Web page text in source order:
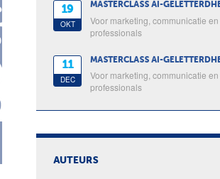
19
OKT
MASTERCLASS AI-
Voor marketing, communicatie
professionals
11
DEC
MASTERCLASS AI-
Voor marketing, communicatie
professionals
AUTEURS